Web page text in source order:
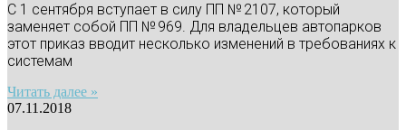
С 1 сентября вступает в силу ПП № 2107, который
заменяет собой ПП № 969. Для владельцев автопарков
этот приказ вводит несколько изменений в требованиях к
системам
Читать далее »
07.11.2018